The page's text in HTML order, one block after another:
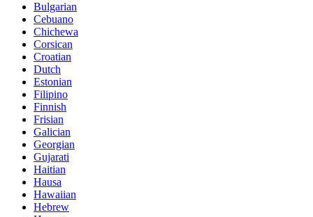
Bulgarian
Cebuano
Chichewa
Corsican
Croatian
Dutch
Estonian
Filipino
Finnish
Frisian
Galician
Georgian
Gujarati
Haitian
Hausa
Hawaiian
Hebrew